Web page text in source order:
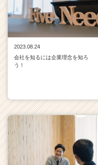
2023.08.24
会社を知るには企業理念を知ろ
う！